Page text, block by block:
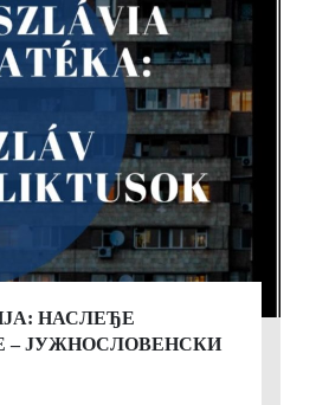
НАСЛЕЂЕ
– ЈУЖНОСЛОВЕНСКИ